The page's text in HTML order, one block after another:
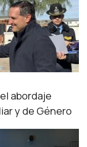
abordaje
y de Género